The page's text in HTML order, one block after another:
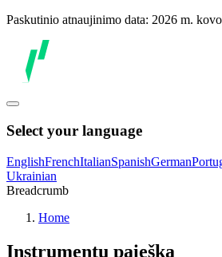
Paskutinio atnaujinimo data: 2026 m.
Select your language
EnglishFrenchItalianSpanishGerman
Ukrainian
Breadcrumb
Home
Instrumentų paieška